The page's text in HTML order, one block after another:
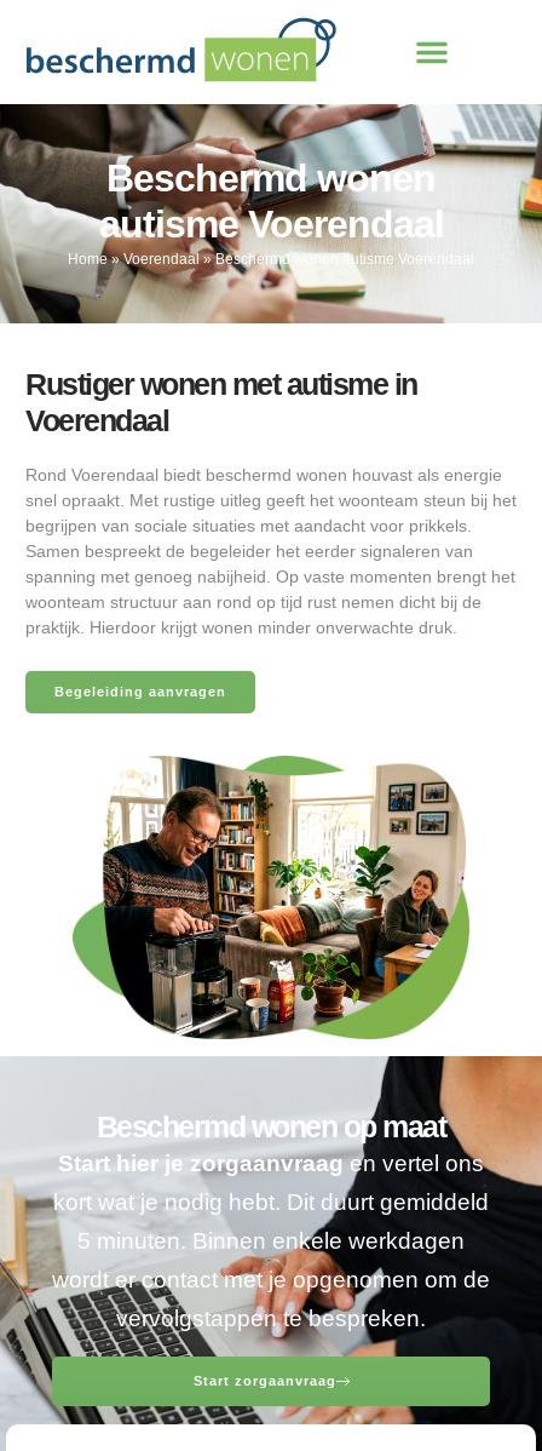
Beschermd wonen
autisme Voerendaal
Home»Voerendaal»Beschermd wonen autisme Voerendaal
Rustiger wonen met autisme in
Voerendaal
Rond Voerendaal biedt beschermd wonen houvast als energie
snel opraakt. Met rustige uitleg geeft het woonteam steun bij het
begrijpen van sociale situaties met aandacht voor prikkels.
Samen bespreekt de begeleider het eerder signaleren van
spanning met genoeg nabijheid. Op vaste momenten brengt het
woonteam structuur aan rond op tijd rust nemen dicht bij de
praktijk. Hierdoor krijgt wonen minder onverwachte druk.
Begeleiding aanvragen
Beschermd wonen op maat
Start hier je zorgaanvraagen vertel ons
kort wat je nodig hebt. Dit duurt gemiddeld
5 minuten. Binnen enkele werkdagen
wordt er contact met je opgenomen om de
vervolgstappen te bespreken.
Start zorgaanvraag